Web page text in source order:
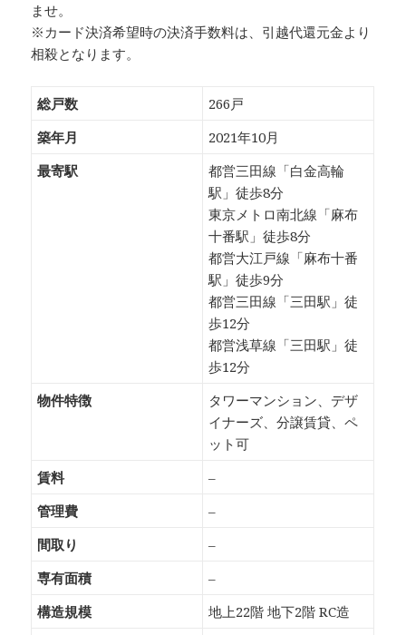
ませ。
※カード決済希望時の決済手数料は、引越代還元金より
相殺となります。
総戸数
266戸
築年月
2021年10月
最寄駅
都営三田線「白金高輪
駅」徒歩8分
東京メトロ南北線「麻布
十番駅」徒歩8分
都営大江戸線「麻布十番
駅」徒歩9分
都営三田線「三田駅」徒
歩12分
都営浅草線「三田駅」徒
歩12分
物件特徴
タワーマンション、デザ
イナーズ、分譲賃貸、ペ
ット可
賃料
–
管理費
–
間取り
–
専有面積
–
構造規模
地上22階 地下2階 RC造